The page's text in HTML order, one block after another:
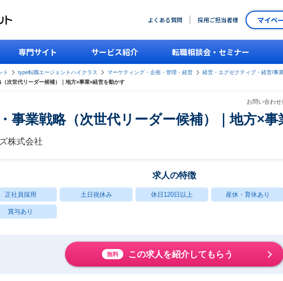
よくある質問 採用ご担当者様 マイペ
専門サイト サービス紹介 転職相談会・セミナー
ト type転職エージェントハイクラス マーケティング・企画・管理・経営
経営・エグゼクティブ・経営/事
次世代リーダー候補）｜地方×事業×経営を動かす
お問い合わ
事業戦略（次世代リーダー候補）｜地方×
株式会社
求人の特徴
正社員採用 土日祝休み 休日120日以上 産休・育休あり
賞与あり
無料 この求人を紹介してもらう